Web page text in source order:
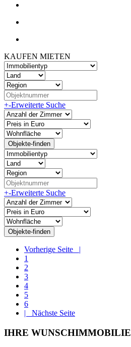
KAUFEN MIETEN
+-Erweiterte Suche
+-Erweiterte Suche
Vorherige Seite |
1
2
3
4
5
6
| Nächste Seite
IHRE WUNSCHIMMOBILIE